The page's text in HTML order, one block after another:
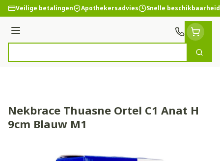
Ga naar de inhoud
Veilige betalingen Apothekersadvies Snelle beschikbaarheid
Menu
Zoek
Nekbrace Thuasne Ortel C1 Anat H
9cm Blauw M1